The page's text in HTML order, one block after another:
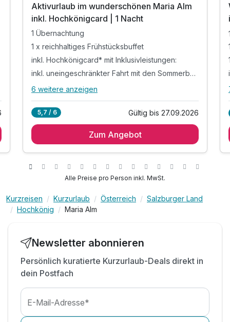
Aktivurlaub im wunderschönen Maria Alm
inkl. Hochkönigcard | 1 Nacht
1 Übernachtung
1 x reichhaltiges Frühstücksbuffet
inkl. Hochkönigcard* mit Inklusivleistungen:
inkl. uneingeschränkter Fahrt mit den Sommerbahnen
Alle Inklusivleistungen
1 x reichhaltiges Frühstücksbuffet
Sommerbahnen
inkl. Nutzung des Wanderbusses
inkl. 1 Fahrt mit dem Lift & der Sommerrodelbahn
inkl. Nutzung des Saunabereichs & Badetasche
6 weitere anzeigen
5,7 / 6 Gültig bis 27.09.2026
Zum Angebot
Alle Preise pro Person inkl. MwSt.
Kurzreisen Kurzurlaub Österreich
Salzburger Land
Hochkönig
Maria Alm
Newsletter abonnieren
Persönlich kuratierte Kurzurlaub-Deals direkt in
dein Postfach
E-Mail-Adresse*